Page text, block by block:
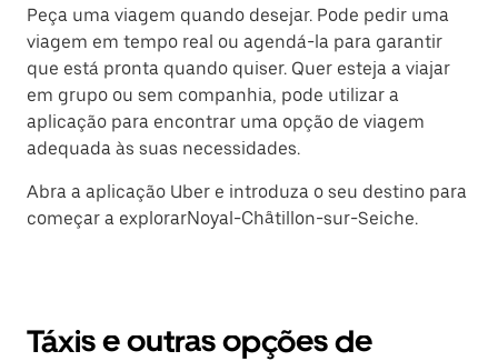
Peça uma viagem quando desejar. Pode pedir uma
viagem em tempo real ou agendá-la para garantir
que está pronta quando quiser. Quer esteja a viajar
em grupo ou sem companhia, pode utilizar a
aplicação para encontrar uma opção de viagem
adequada às suas necessidades.
Abra a aplicação Uber e introduza o seu destino para
começar a explorarNoyal-Châtillon-sur-Seiche.
Táxis e outras opções de